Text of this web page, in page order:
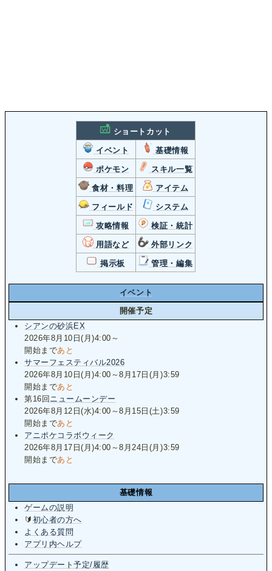
ショートカット
イベント 基礎情報
ポケモン スキル一覧
食材・料理 アイテム
フィールド システム
攻略情報 検証・統計
用語など 外部リンク
掲示板 管理・編集
イベント
開催予定
シアンの砂浜EX
2026年8月10日(月)4:00～
開始まであと
サマーフェスティバル2026
2026年8月10日(月)4:00～8月17日(月)3:59
開始まであと
第16回 ニュームーンデー
2026年8月12日(水)4:00～8月15日(土)3:59
開始まであと
アニポケコラボウィーク
2026年8月17日(月)4:00～8月24日(月)3:59
開始まであと
基礎情報
ゲームの説明
🔰 初心者の方へ
よくある質問
アプリ内ヘルプ
アップデート予定/履歴